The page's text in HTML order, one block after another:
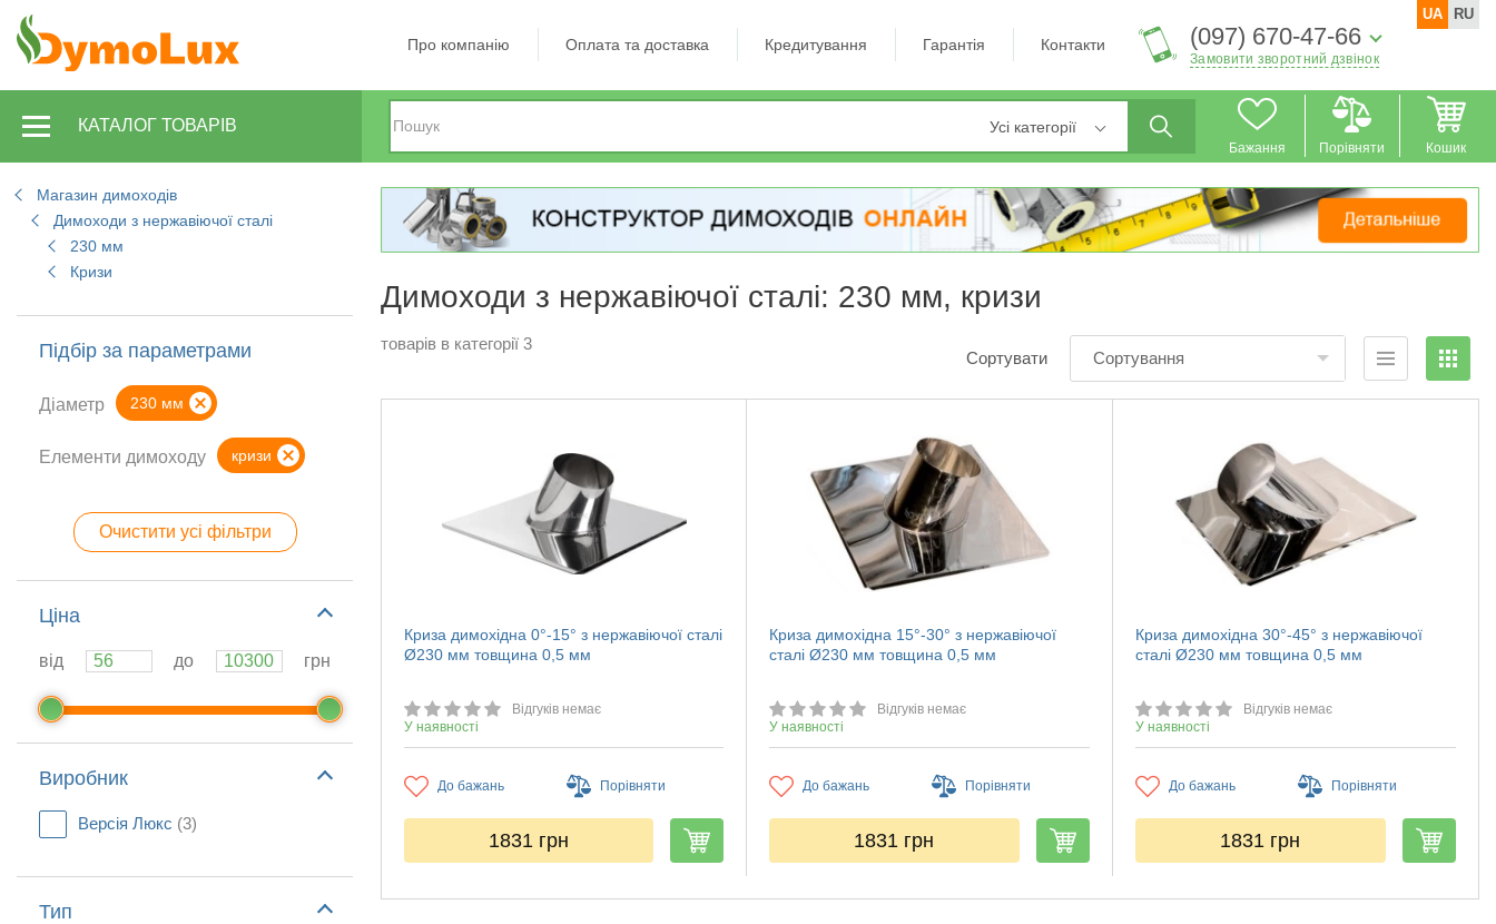
Про компанію Оплата та доставка Кредитування Гарантія Контакти (097) 670-47-66
Замовити зворотний дзвінок
UA RU
КАТАЛОГ ТОВАРІВ Усі категорії
Бажання Порівняти Кошик
Магазин димоходів
Димоходи з нержавіючої сталі
230 мм
Кризи
Підбір за параметрами
Діаметр 230 мм
Елементи димоходу кризи
Очистити усі фільтри
Ціна
від до грн
Виробник
Версія Люкс (3)
Тип
Димоходи з нержавіючої сталі: 230 мм, кризи
товарів в категорії 3
Сортувати Сортування
Криза димохідна 0°-15° з нержавіючої сталі
Ø230 мм товщина 0,5 мм
Відгуків немає
У наявності
До бажань Порівняти
1831 грн
Криза димохідна 15°-30° з нержавіючої
сталі Ø230 мм товщина 0,5 мм
Відгуків немає
У наявності
До бажань Порівняти
1831 грн
Криза димохідна 30°-45° з нержавіючої
сталі Ø230 мм товщина 0,5 мм
Відгуків немає
У наявності
До бажань Порівняти
1831 грн